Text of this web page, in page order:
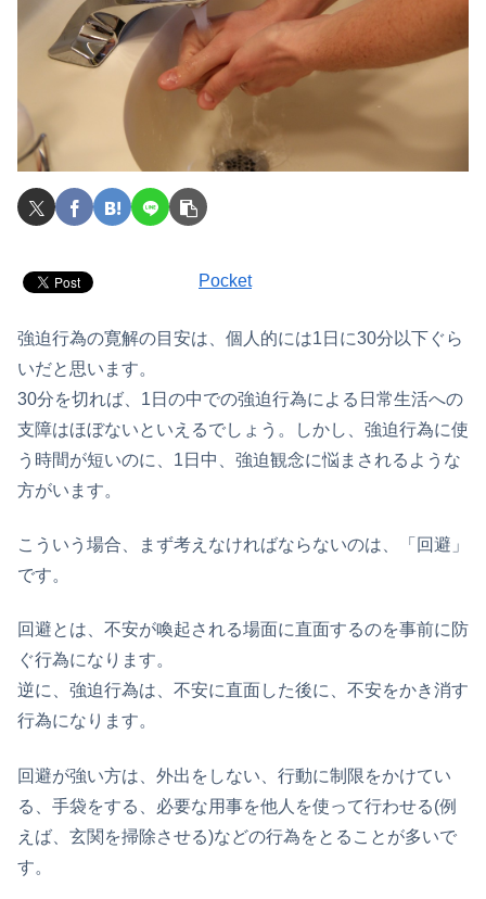
Pocket
強迫行為の寛解の目安は、個人的には1日に30分以下ぐら
いだと思います。
30分を切れば、1日の中での強迫行為による日常生活への
支障はほぼないといえるでしょう。しかし、強迫行為に使
う時間が短いのに、1日中、強迫観念に悩まされるような
方がいます。
こういう場合、まず考えなければならないのは、「回避」
です。
回避とは、不安が喚起される場面に直面するのを事前に防
ぐ行為になります。
逆に、強迫行為は、不安に直面した後に、不安をかき消す
行為になります。
回避が強い方は、外出をしない、行動に制限をかけてい
る、手袋をする、必要な用事を他人を使って行わせる(例
えば、玄関を掃除させる)などの行為をとることが多いで
す。